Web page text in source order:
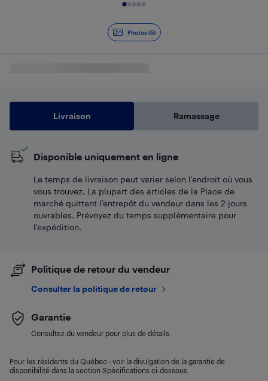
Photos (5)
Livraison Ramassage
Disponible uniquement en ligne
Le temps de livraison peut varier selon l'endroit où vous
vous trouvez. La plupart des articles de la Place de
marché quittent l’entrepôt du vendeur dans les 2 jours
ouvrables. Prévoyez du temps supplémentaire pour
l’expédition.
Politique de retour du vendeur
Consulter la politique de retour
Garantie
Consultez du vendeur pour plus de détails.
Pour les résidents du Québec : voir la divulgation de la garantie de
disponibilité dans la section Spécifications ci-dessous.